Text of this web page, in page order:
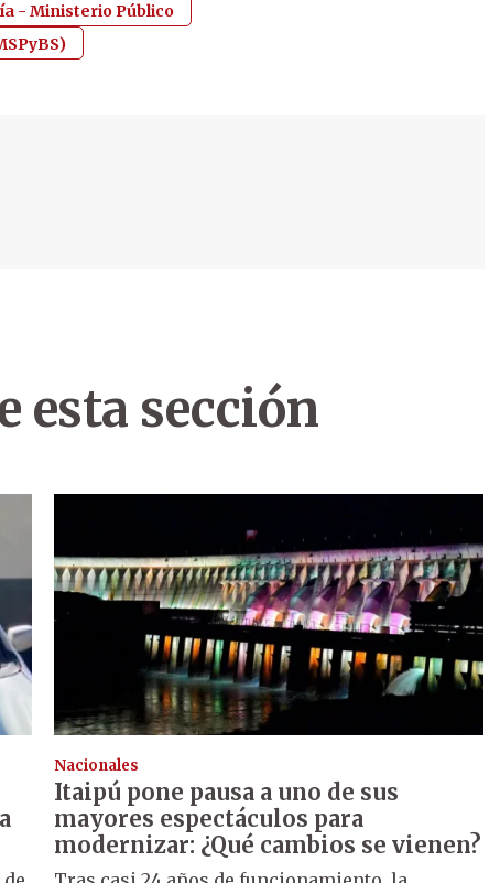
- Ministerio Público
esta sección
Nacionales
Itaipú pone pausa a uno de sus
mayores espectáculos para
modernizar: ¿Qué cambios se vienen?